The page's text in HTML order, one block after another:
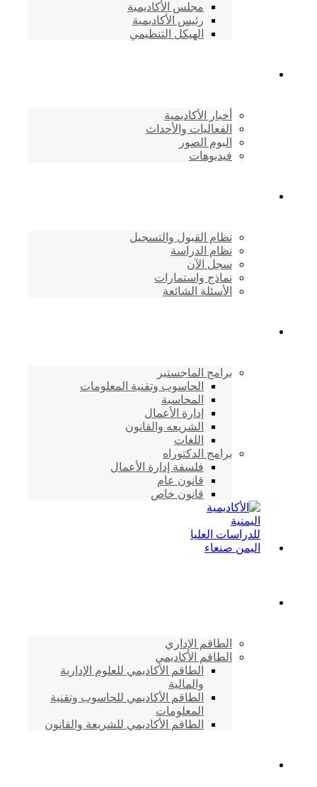
مجلس الأكاديمية
رئيس الأكاديمية
الهيكل التنظيمي
أخبار الأكاديمية
الفعاليات والأحداث
البوم الصور
فيديوهات
نظام القبول والتسجيل
نظام الدراسة
سجل الآن
نماذج واستمارات
الأسئلة الشائعة
برامج الماجستير
الحاسوب وتقنية المعلومات
المحاسبة
إدارة الأعمال
الشريعه والقانون
اللغات
برامج الدكتوراه
فلسفة إدارة الأعمال
قانون عام
قانون خاص
الطاقم الإداري
الطاقم الأكاديمي
الطاقم الأكاديمي للعلوم الإدارية
والمالية
الطاقم الأكاديمي للحاسوب وتقنية
المعلومات
الطاقم الأكاديمي للشريعة والقانون